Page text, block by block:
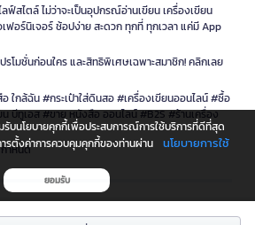
ฟ์สไตล์ ไม่ว่าจะเป็นอุปกรณ์อ่านเขียน เครื่องเขียน
ฟอร์นิเจอร์ ช้อปง่าย สะดวก ทุกที่ ทุกเวลา แค่มี App
รโมชั่นก่อนใคร และสิทธิพิเศษเฉพาะสมาชิก! คลิกเลย
ใกล้ฉัน #กระเป๋าใส่ดินสอ #เครื่องเขียนออนไลน์ #ซื้อ
บีทูเอส #ขาย หนังสือ ออนไลน์ #B2S #ร้านเครื่อง
ำหนด
operating under
รับนโยบายคุกกี้เพื่อประสบการณ์การใช้บริการที่ดีที่สุด
รตั้งค่าการควบคุมคุกกี้ของท่านผ่าน
นโยบายการใช้
ยอมรับ